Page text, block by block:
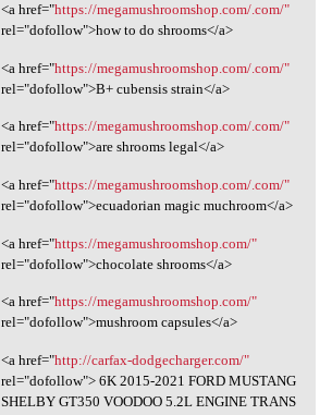
<a href="https://megamushroomshop.com/.com/"
rel="dofollow">how to do shrooms</a>
<a href="https://megamushroomshop.com/.com/"
rel="dofollow">B+ cubensis strain</a>
<a href="https://megamushroomshop.com/.com/"
rel="dofollow">are shrooms legal</a>
<a href="https://megamushroomshop.com/.com/"
rel="dofollow">ecuadorian magic muchroom</a>
<a href="https://megamushroomshop.com/"
rel="dofollow">chocolate shrooms</a>
<a href="https://megamushroomshop.com/"
rel="dofollow">mushroom capsules</a>
<a href="http://carfax-dodgecharger.com/"
rel="dofollow"> 6K 2015-2021 FORD MUSTANG
SHELBY GT350 VOODOO 5.2L ENGINE TRANS